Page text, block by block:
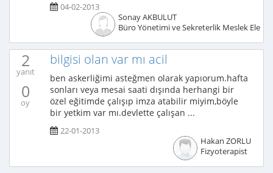
04-02-2013
Sonay AKBULUT
Büro Yönetimi ve Sekreterlik Meslek
2
yanıt
0
oy
bilgisi olan var mı acil
ben askerliğimi asteğmen olarak yapıorum.hafta
sonları veya mesai saati dışında herhangi bir
özel eğitimde çalışıp imza atabilir miyim,böyle
bir yetkim var mı.devlette çalışan ...
22-01-2013
Hakan ZORLU
Fizyoterapist